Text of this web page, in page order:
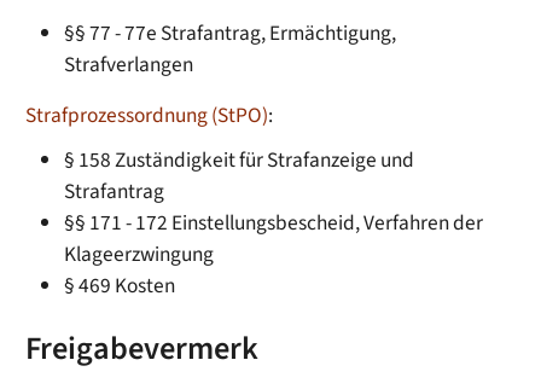
§§ 77 - 77e Strafantrag, Ermächtigung,
Strafverlangen
Strafprozessordnung (StPO):
§ 158 Zuständigkeit für Strafanzeige und
Strafantrag
§§ 171 - 172 Einstellungsbescheid, Verfahren der
Klageerzwingung
§ 469 Kosten
Freigabevermerk